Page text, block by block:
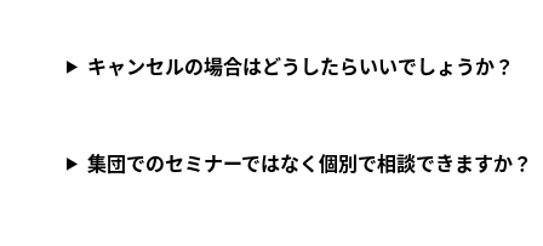
キャンセルの場合はどうしたらいいでしょうか？
集団でのセミナーではなく個別で相談できますか？